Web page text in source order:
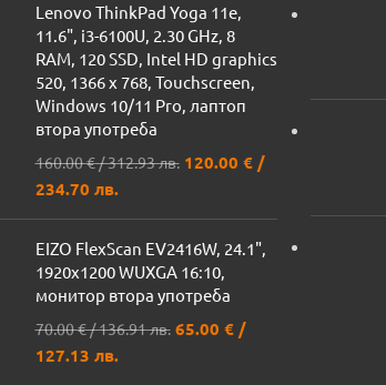
Lenovo ThinkPad Yoga 11e,
11.6", i3-6100U, 2.30 GHz, 8
RAM, 120 SSD, Intel HD graphics
520, 1366 x 768, Touchscreen,
Windows 10/11 Pro, лаптоп
втора употреба
160.00€/ 312.93 лв. 120.00 €/
234.70 лв.
EIZO FlexScan EV2416W, 24.1",
1920x1200 WUXGA 16:10,
монитор втора употреба
70.00€/ 136.91 лв. 65.00 €/
127.13 лв.